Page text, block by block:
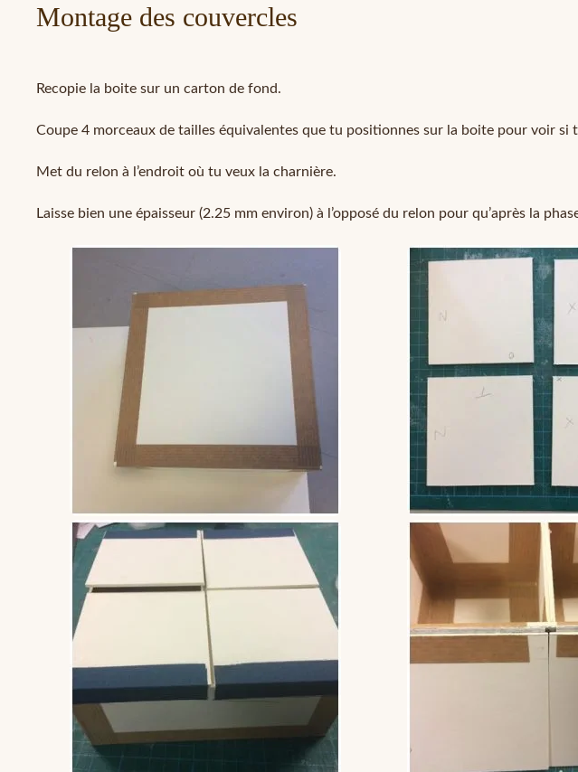
Montage des couvercles
Recopie la boite sur un carton de fond.
Coupe 4 morceaux de tailles équivalentes que tu positionnes sur la boite pour voir si
Met du relon à l’endroit où tu veux la charnière.
Laisse bien une épaisseur (2.25 mm environ) à l’opposé du relon pour qu’après la